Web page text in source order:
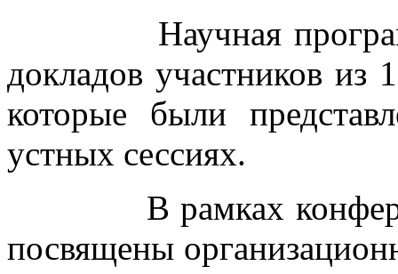
Научная программа
докладов участников из
которые были
устных сессиях.
В рамках
посвящены